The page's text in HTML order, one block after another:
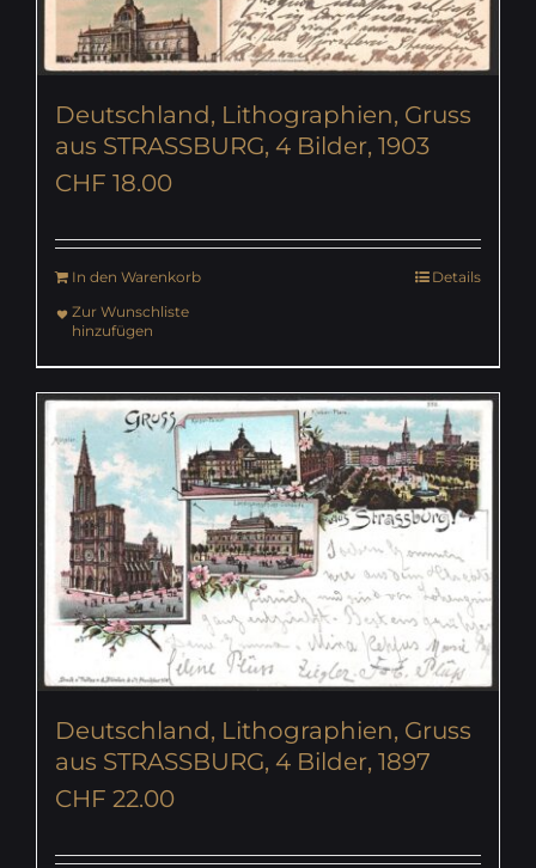
Deutschland, Lithographien, Gruss
aus STRASSBURG, 4 Bilder, 1903
CHF 18.00
In den Warenkorb
Details
Zur Wunschliste
hinzufügen
Deutschland, Lithographien, Gruss
aus STRASSBURG, 4 Bilder, 1897
CHF 22.00